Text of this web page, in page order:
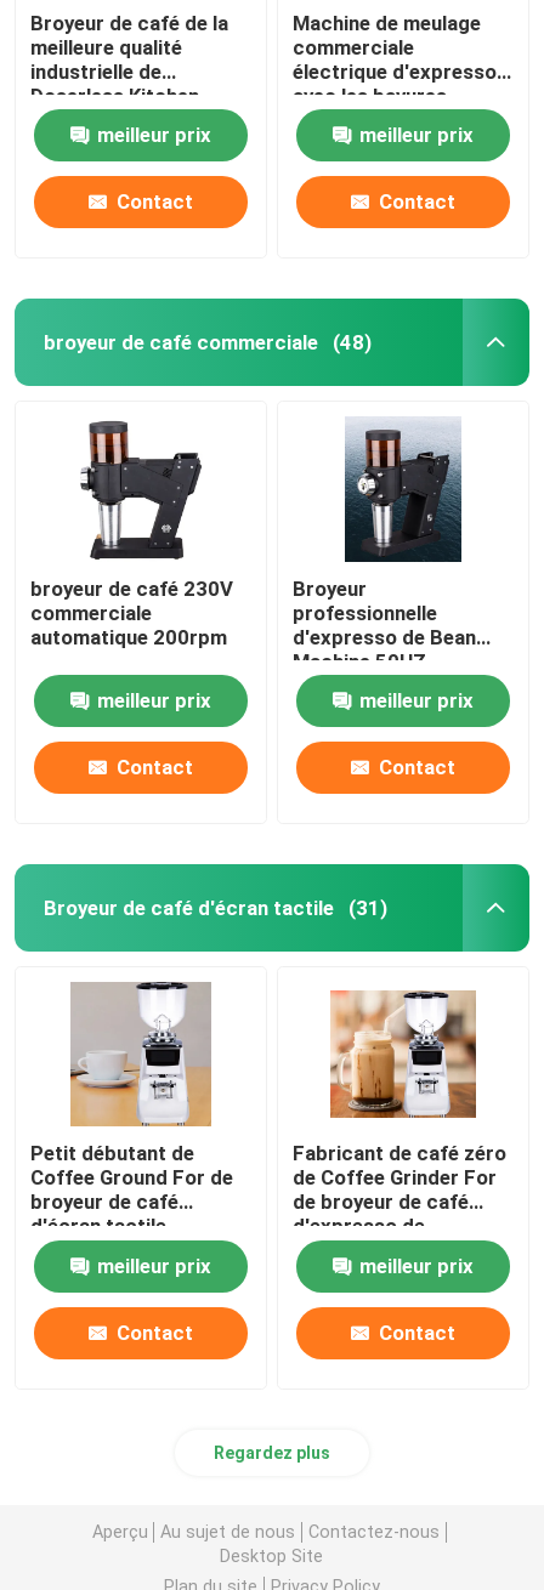
Broyeur de café de la
meilleure qualité
industrielle de
Doserless Kitchen
Appliances
meilleur prix
Contact
Machine de meulage
commerciale
électrique d'expresso
avec les bavures
titaniques
meilleur prix
Contact
broyeur de café commerciale (48)
broyeur de café 230V
commerciale
automatique 200rpm
meilleur prix
Contact
Broyeur
professionnelle
d'expresso de Bean
Machine 50HZ
d'expresso d'OEM
meilleur prix
Contact
Broyeur de café d'écran tactile (31)
Petit débutant de
Coffee Ground For de
broyeur de café
d'écran tactile
d'expresso de niveau
d'entréemeilleur prix
Contact
Fabricant de café zéro
de Coffee Grinder For
de broyeur de café
d'expresso de
conservation
meilleur prix
Contact
Regardez plus
Aperçu Au sujet de nous
Contactez-nous
Desktop Site
Plan du site
Privacy Policy